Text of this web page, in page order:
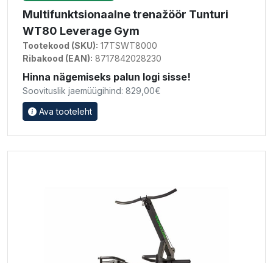
Multifunktsionaalne trenažöör Tunturi
WT80 Leverage Gym
Tootekood (SKU): 17TSWT8000
Ribakood (EAN): 8717842028230
Hinna nägemiseks palun logi sisse!
Soovituslik jaemüügihind: 829,00€
Ava tooteleht